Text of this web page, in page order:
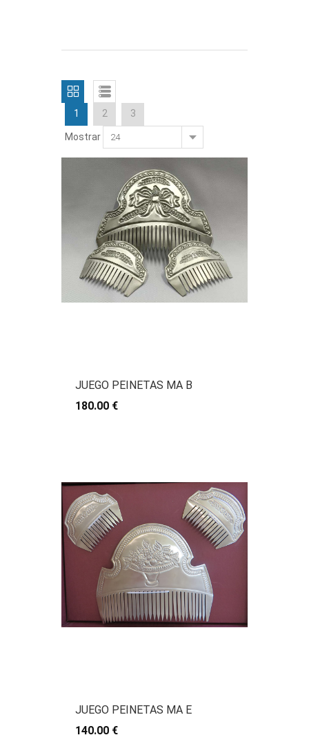
1 2 3
Mostrar
JUEGO PEINETAS MA B
180.00 €
JUEGO PEINETAS MA E
140.00 €